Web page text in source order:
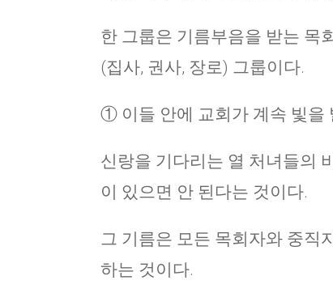
한 그룹은 기름부음을 받는 목
(집사, 권사, 장로) 그룹이다.
① 이들 안에 교회가 계속 빛을
신랑을 기다리는 열 처녀들의
이 있으면 안 된다는 것이다.
그 기름은 모든 목회자와 중직
하는 것이다.